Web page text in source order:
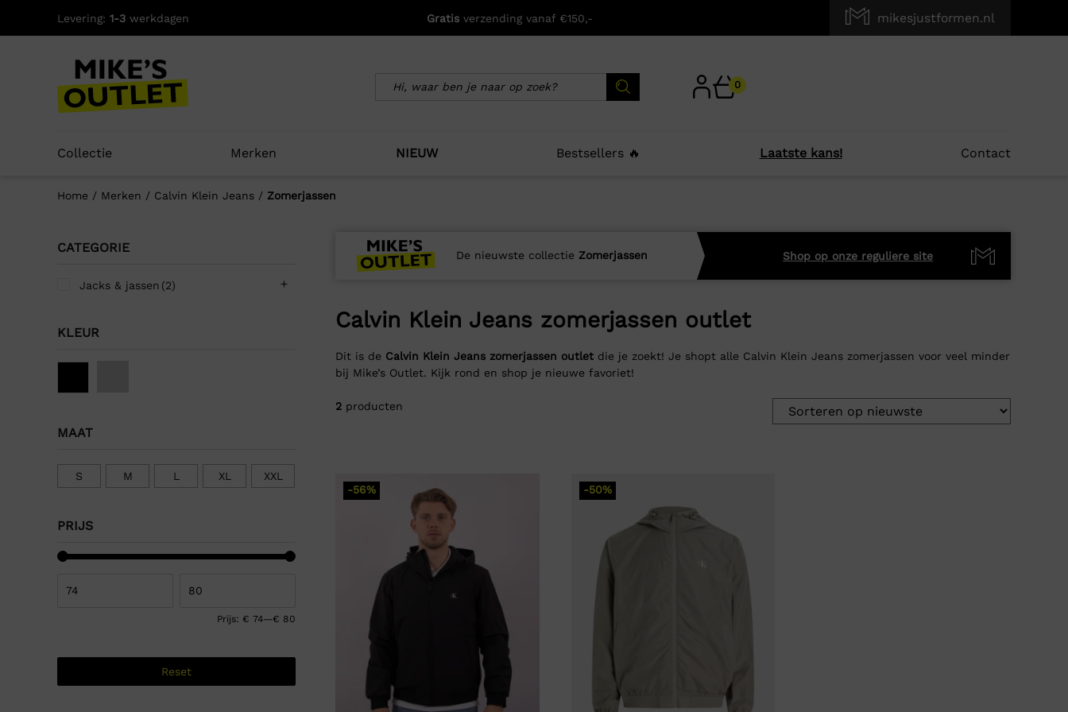
Levering: 1-3 werkdagen Gratisverzending vanaf €150,- mikesjustformen.nl
0
Collectie Merken NIEUW Bestsellers 🔥 Laatste kans! Contact
Home / Merken / Calvin Klein Jeans / Zomerjassen
CATEGORIE
Jacks & jassen (2)
KLEUR
MAAT
S M L XL XXL
PRIJS
Prijs: € 74—€ 80
Reset
De nieuwste collectie Zomerjassen Shop op onze reguliere site
Calvin Klein Jeans zomerjassen outlet
Dit is de Calvin Klein Jeans zomerjassen outlet die je zoekt! Je shopt alle Calvin Klein Jeans zomerjassen voor veel minder
bij Mike’s Outlet. Kijk rond en shop je nieuwe favoriet!
2 producten
-56% -50%